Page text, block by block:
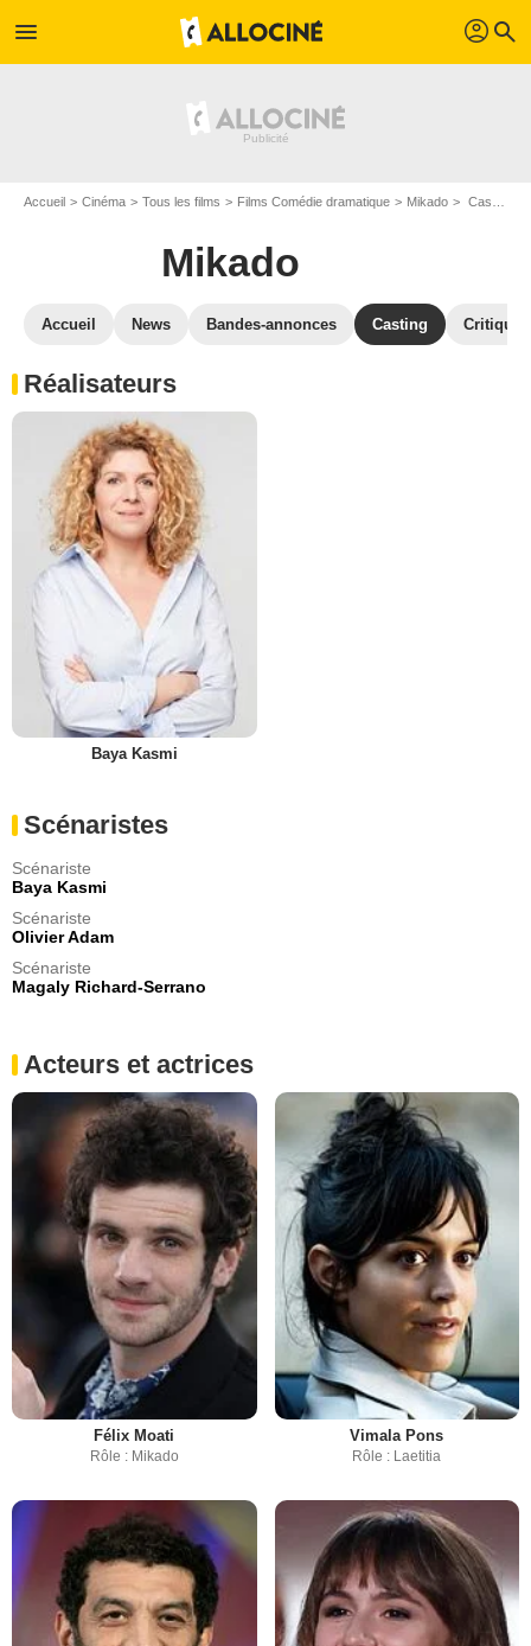
menu profil search
Accueil Cinéma Tous les films Films Comédie dramatique Mikado Casting Mikado
Mikado
Accueil News Bandes-annonces Casting
Réalisateurs
Baya Kasmi
Scénaristes
Scénariste
Baya Kasmi
Scénariste
Olivier Adam
Scénariste
Magaly Richard-Serrano
Acteurs et actrices
Félix Moati
Rôle : Mikado
Vimala Pons
Rôle : Laetitia